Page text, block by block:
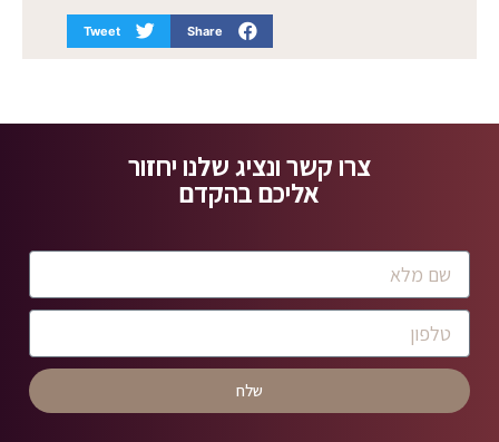
Share
Tweet
צרו קשר ונציג שלנו יחזור
אליכם בהקדם
שלח